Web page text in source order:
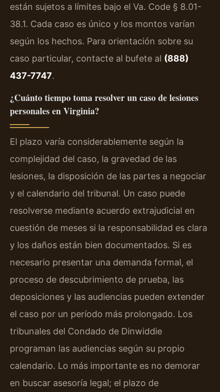
están sujetos a límites bajo el Va. Code § 8.01-
38.1. Cada caso es único y los montos varían
según los hechos. Para orientación sobre su
caso particular, contacte al bufete al (888)
437-7747.
¿Cuánto tiempo toma resolver un caso de lesiones
personales en Virginia?
El plazo varía considerablemente según la
complejidad del caso, la gravedad de las
lesiones, la disposición de las partes a negociar
y el calendario del tribunal. Un caso puede
resolverse mediante acuerdo extrajudicial en
cuestión de meses si la responsabilidad es clara
y los daños están bien documentados. Si es
necesario presentar una demanda formal, el
proceso de descubrimiento de prueba, las
deposiciones y las audiencias pueden extender
el caso por un período más prolongado. Los
tribunales del Condado de Dinwiddie
programan las audiencias según su propio
calendario. Lo más importante es no demorar
en buscar asesoría legal; el plazo de